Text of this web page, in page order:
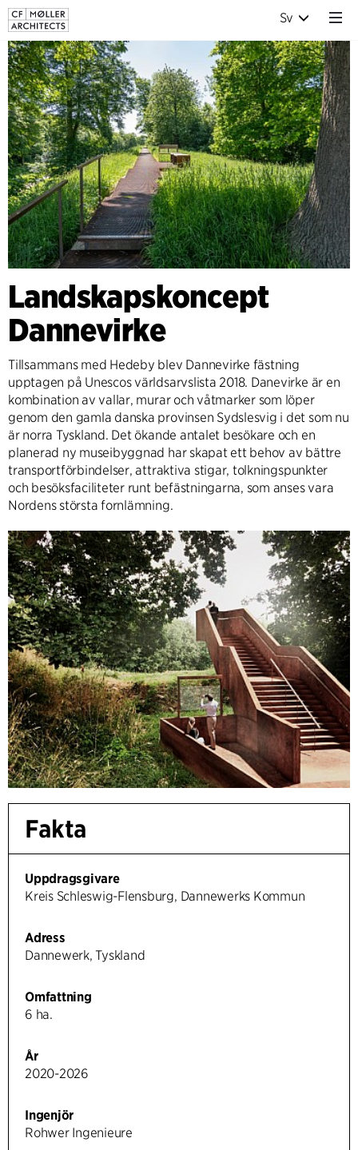
Sv
Landskapskoncept
Dannevirke
Tillsammans med Hedeby blev Dannevirke fästning
upptagen på Unescos världsarvslista 2018. Danevirke är en
kombination av vallar, murar och våtmarker som löper
genom den gamla danska provinsen Sydslesvig i det som nu
är norra Tyskland. Det ökande antalet besökare och en
planerad ny museibyggnad har skapat ett behov av bättre
transportförbindelser, attraktiva stigar, tolkningspunkter
och besöksfaciliteter runt befästningarna, som anses vara
Nordens största fornlämning.
Fakta
Uppdragsgivare
Kreis Schleswig-Flensburg, Dannewerks Kommun
Adress
Dannewerk, Tyskland
Omfattning
6 ha.
År
2020-2026
Ingenjör
Rohwer Ingenieure